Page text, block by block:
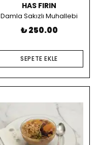
HAS FIRIN
Damla Sakızlı Muhallebi
₺ 250.00
SEPETE EKLE